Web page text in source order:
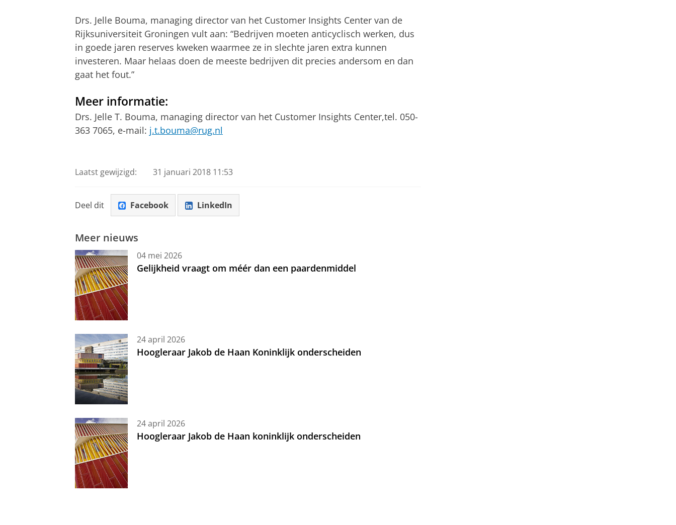
Drs. Jelle Bouma, managing director van het Customer Insights Center van de
Rijksuniversiteit Groningen vult aan: “Bedrijven moeten anticyclisch werken, dus
in goede jaren reserves kweken waarmee ze in slechte jaren extra kunnen
investeren. Maar helaas doen de meeste bedrijven dit precies andersom en dan
gaat het fout.”
Meer informatie:
Drs. Jelle T. Bouma, managing director van het Customer Insights Center,tel. 050-
363 7065, e-mail: j.t.bouma@rug.nl
Laatst gewijzigd: 31 januari 2018 11:53
Deel dit Facebook LinkedIn
Meer nieuws
04 mei 2026
Gelijkheid vraagt om méér dan een paardenmiddel
24 april 2026
Hoogleraar Jakob de Haan Koninklijk onderscheiden
24 april 2026
Hoogleraar Jakob de Haan koninklijk onderscheiden